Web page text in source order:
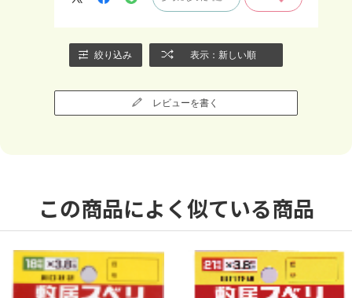
開け閉めできるようになりました。
絞り込み 表示：新しい順
レビューを書く
この商品によく似ている商品